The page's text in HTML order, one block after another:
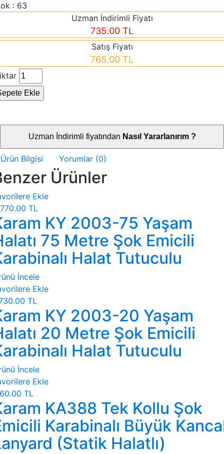
: 63
Uzman İndirimli Fiyatı
735.00 TL
Satış Fiyatı
765.00 TL
Ekle
Uzman İndirimli fiyatından Nasıl Yararlanırım ?
Ürün Bilgisi Yorumlar (0)
Ürünler
Ekle
TL
KY 2003-75 Yaşam
75 Metre Şok Emicili
Halat Tutuculu
İncele
Ekle
TL
KY 2003-20 Yaşam
20 Metre Şok Emicili
Halat Tutuculu
İncele
Ekle
TL
KA388 Tek Kollu Şok
Karabinalı Büyük
(Statik Halatlı)